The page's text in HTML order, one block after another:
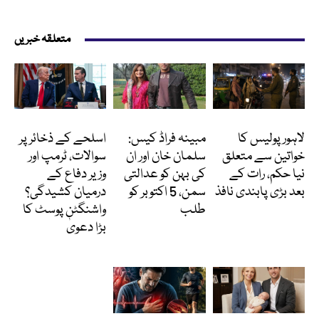
متعلقہ خبریں
لاہور پولیس کا
خواتین سے متعلق
نیا حکم، رات کے
بعد بڑی پابندی نافذ
مبینہ فراڈ کیس:
سلمان خان اور ان
کی بہن کو عدالتی
سمن، 5 اکتوبر کو
طلب
اسلحے کے ذخائر پر
سوالات، ٹرمپ اور
وزیر دفاع کے
درمیان کشیدگی؟
واشنگٹن پوسٹ کا
بڑا دعویٰ